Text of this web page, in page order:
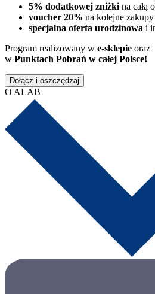
5% dodatkowej zniżki na całą
voucher 20% na kolejne
specjalna oferta urodzinowa i
Program realizowany w e-sklepie oraz
w Punktach Pobrań w całej Polsce!
Dołącz i oszczędzaj
O ALAB